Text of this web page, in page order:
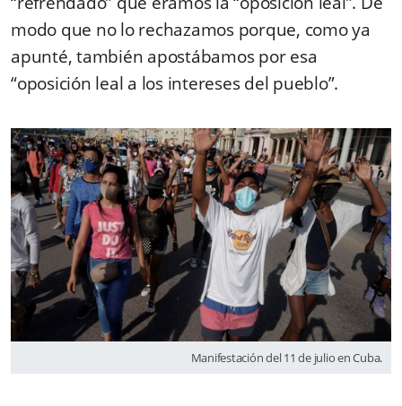
modo que no lo rechazamos porque, como ya
apunté, también apostábamos por esa
“oposición leal a los intereses del pueblo”.
Manifestación del 11 de julio en Cuba.